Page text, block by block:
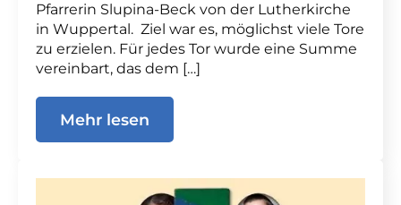
Pfarrerin Slupina-Beck von der Lutherkirche
in Wuppertal. Ziel war es, möglichst viele Tore
zu erzielen. Für jedes Tor wurde eine Summe
vereinbart, das dem […]
Mehr lesen